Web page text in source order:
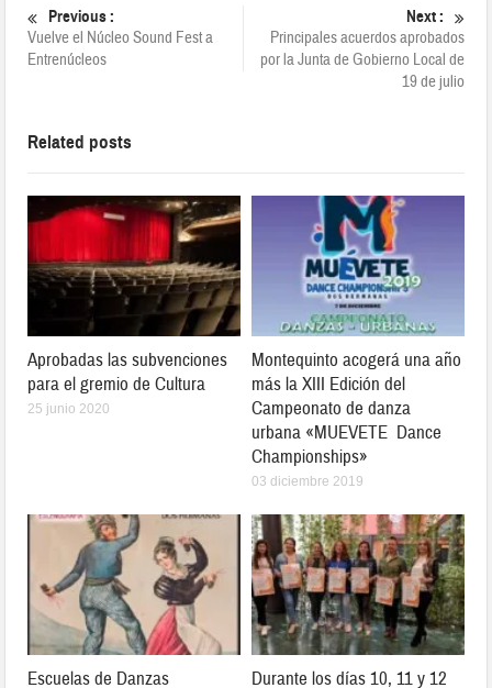
Previous :
Vuelve el Núcleo Sound Fest a
Entrenúcleos
Next :
Principales acuerdos aprobados
por la Junta de Gobierno Local de
19 de julio
Related posts
Aprobadas las subvenciones
para el gremio de Cultura
25 junio 2020
Montequinto acogerá una año
más la XIII Edición del
Campeonato de danza
urbana «MUEVETE Dance
Championships»
03 diciembre 2019
Escuelas de Danzas Durante los días 10, 11 y 12